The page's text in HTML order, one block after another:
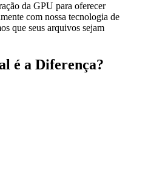
da GPU para oferecer
com nossa tecnologia de
que seus arquivos sejam
é a Diferença?